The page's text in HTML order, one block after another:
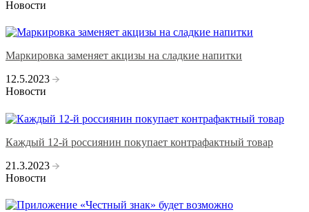
Новости
Маркировка заменяет акцизы на сладкие напитки
12.5.2023
Новости
Каждый 12-й россиянин покупает контрафактный товар
21.3.2023
Новости